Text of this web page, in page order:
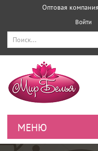
Оптовая компания
Войти